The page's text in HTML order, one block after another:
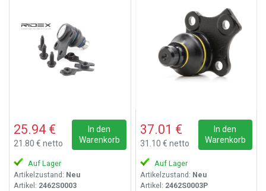
25.94 €
21.80 € netto
In den
Warenkorb
Auf Lager
Artikelzustand: Neu
Artikel: 2462S0003
37.01 €
31.10 € netto
In den
Warenkorb
Auf Lager
Artikelzustand: Neu
Artikel: 2462S0003P